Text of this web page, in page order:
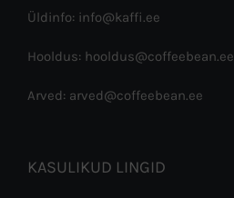
Üldinfo: info@kaffi.ee
Hooldus: hooldus@coffeebean.ee
Arved: arved@coffeebean.ee
KASULIKUD LINGID